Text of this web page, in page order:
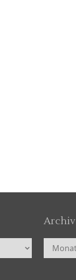
Archiv
Archiv